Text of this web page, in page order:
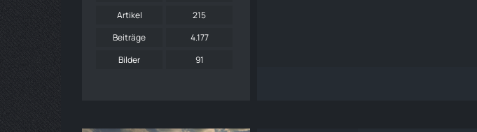
Artikel
215
Beiträge
4.177
Bilder
91